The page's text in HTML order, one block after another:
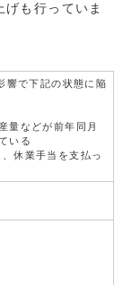
も行っていま
響で下記の状態に陥
量などが前年同月
いる
休業手当を支払っ